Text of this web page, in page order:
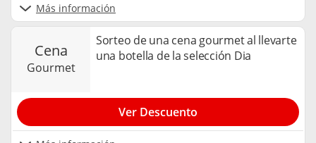
Más información
cena
gourmet
Sorteo de una cena gourmet al llevarte
una botella de la selección Dia
Ver Descuento